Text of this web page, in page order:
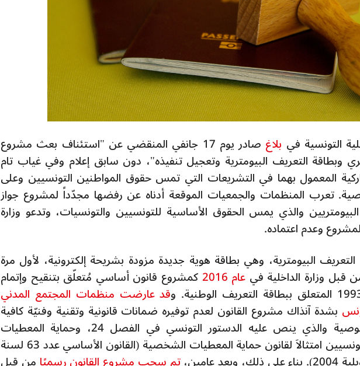
التونسية في بلاغ صادر يوم 17 جانفي المنقضي عن "استئناف بعث مشروع
وبطاقة التعريف البيومترية وتعجيل تنفيذه"، دون سابق إعلام وفي غياب تام
المعمول بهما في التشريعات التي تمس حقوق المواطنين التونسيين وعلى
تعرب المنظمات والجمعيات الموقعة أدناه عن رفضها مجدّداً لمشروع جواز
والذي يمس الحقوق الأساسية للتونسيين والتونسيات، وتدعو وزارة
وعدم اعتماده.
البيومترية، وهي بطاقة هوية جديدة مزودة بشريحة إلكترونية، لأول مرة
وزارة الداخلية في عام 2016 كمشروع قانون أساسي مُتعلّق بتنقيح وإتمام
قد عارضت منظمات المجتمع المدني
بشدة آنذاك مشروع القانون لعدم توفيره ضمانات قانونية وتقنية وفنيّة كافية
لحماية الحق في الخصوصية والذي ينص عليه الدستور التونسي في الفصل 24، وحماية المعطيات
الشخصية للمواطنين التونسيين امتثالاَ لقانون حماية المعطيات الشخصية (القانون الأساسي عدد 63 لسنة